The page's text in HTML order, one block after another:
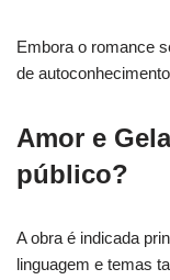
Embora o romance
de
Amor e
público?
A obra é indicada
linguagem e temas